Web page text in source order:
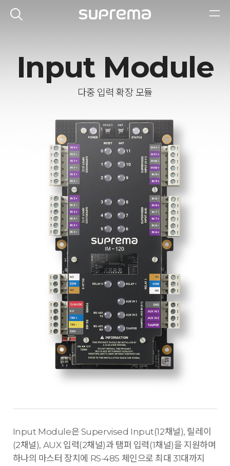
Input Module
다중 입력 확장 모듈
Input Module은 Supervised Input(12채널), 릴레이
(2채널), AUX 입력(2채널)과 탬퍼 입력(1채널)을 지원하며
하나의 마스터 장치에 RS-485 체인으로 최대 31대까지